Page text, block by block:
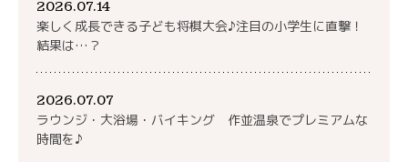
2026.07.14
楽しく成長できる子ども将棋大会♪注目の小学生に直撃！
結果は…？
2026.07.07
ラウンジ・大浴場・バイキング 作並温泉でプレミアムな
時間を♪